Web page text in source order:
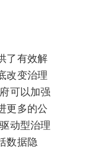
了有效解
改变治理
可以加强
更多的公
动型治理
数据隐